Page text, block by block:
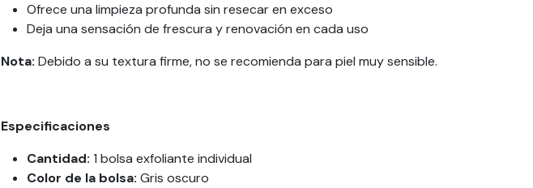
Ofrece una limpieza profunda sin resecar en exceso
Deja una sensación de frescura y renovación en cada uso
Nota: Debido a su textura firme, no se recomienda para piel muy sensible.
Especificaciones
Cantidad: 1 bolsa exfoliante individual
Color de la bolsa: Gris oscuro